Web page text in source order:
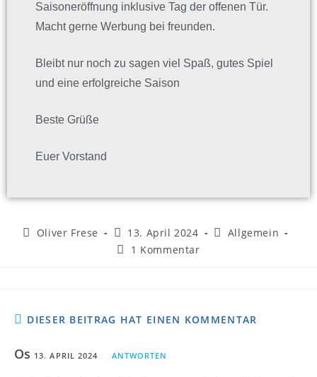
Saisoneröffnung inklusive Tag der offenen Tür.
Macht gerne Werbung bei freunden.
Bleibt nur noch zu sagen viel Spaß, gutes Spiel
und eine erfolgreiche Saison
Beste Grüße
Euer Vorstand
Oliver Frese 13. April 2024
Allgemein
1 Kommentar
DIESER BEITRAG HAT EINEN KOMMENTAR
Os 13. APRIL 2024 ANTWORTEN